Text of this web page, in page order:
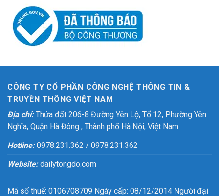
CÔNG TY CỔ PHẦN CÔNG NGHỆ THÔNG TIN &
TRUYỀN THÔNG VIỆT NAM
Địa chỉ:Thửa đất 206-8 Đường Yên Lộ, Tổ 12, Phường Yên
Nghĩa, Quận Hà Đông , Thành phố Hà Nội, Việt Nam
Hotline: 0978.231.362 / 0978.231.362
Website:dailytongdo.com
Mã số thuế: 0106708709 Ngày cấp: 08/12/2014 Người đại